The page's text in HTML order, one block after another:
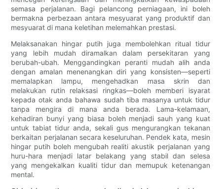
semasa perjalanan. Bagi pelancong perniagaan, ini boleh
bermakna perbezaan antara mesyuarat yang produktif dan
mesyuarat di mana keletihan melemahkan prestasi.
Melaksanakan hingar putih juga membolehkan ritual tidur
yang lebih mudah diramalkan dalam persekitaran yang
berubah-ubah. Menggandingkan peranti mudah alih anda
dengan amalan menenangkan diri yang konsisten—seperti
memalapkan lampu, mengehadkan masa skrin dan
melakukan rutin relaksasi ringkas—boleh memberi isyarat
kepada otak anda bahawa sudah tiba masanya untuk tidur
tanpa mengira di mana anda berada. Lama-kelamaan,
kehadiran bunyi yang biasa boleh menjadi sauh yang kuat
untuk tabiat tidur anda, sekali gus mengurangkan tekanan
berkaitan perjalanan secara keseluruhan. Pendek kata, mesin
hingar putih boleh mengubah realiti akustik perjalanan yang
huru-hara menjadi latar belakang yang stabil dan selesa
yang mengekalkan kualiti tidur dan memupuk ketenangan
mental.